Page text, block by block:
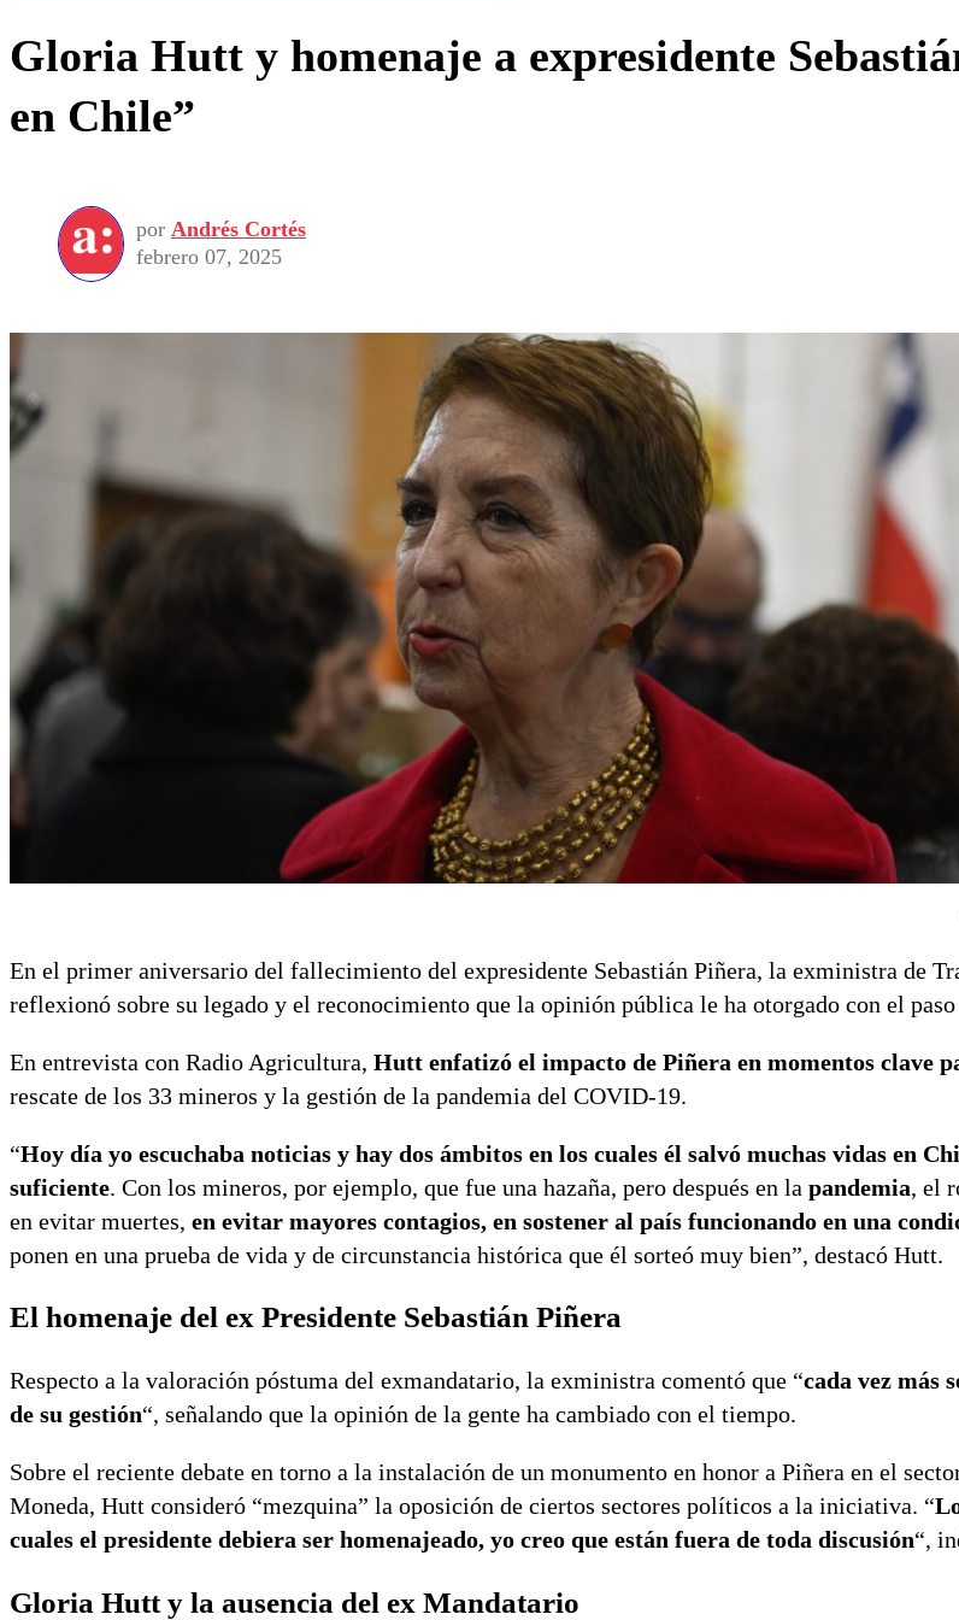
Gloria Hutt y homenaje a expresidente
en Chile”
por Andrés Cortés
febrero 07, 2025
En el primer aniversario del fallecimiento del expresidente Sebastián Piñera, la exministra de
reflexionó sobre su legado y el reconocimiento que la opinión pública le ha otorgado con el
En entrevista con Radio Agricultura, Hutt enfatizó el impacto de Piñera en momentos clave
rescate de los 33 mineros y la gestión de la pandemia del COVID-19.
“Hoy día yo escuchaba noticias y hay dos ámbitos en los cuales él salvó muchas vidas en
suficiente. Con los mineros, por ejemplo, que fue una hazaña, pero después en la pandemia, el
en evitar muertes, en evitar mayores contagios, en sostener al país funcionando en una
ponen en una prueba de vida y de circunstancia histórica que él sorteó muy bien”, destacó Hutt.
El homenaje del ex Presidente Sebastián Piñera
Respecto a la valoración póstuma del exmandatario, la exministra comentó que “cada vez más
de su gestión“, señalando que la opinión de la gente ha cambiado con el tiempo.
Sobre el reciente debate en torno a la instalación de un monumento en honor a Piñera en el
Moneda, Hutt consideró “mezquina” la oposición de ciertos sectores políticos a la iniciativa. “
cuales el presidente debiera ser homenajeado, yo creo que están fuera de toda discusión“,
Gloria Hutt y la ausencia del ex Mandatario